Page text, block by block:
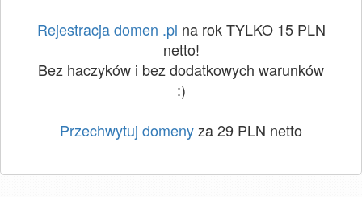
Rejestracja domen .pl na rok TYLKO 15 PLN
netto!
Bez haczyków i bez dodatkowych warunków
:)
Przechwytuj domenyza 29 PLN netto